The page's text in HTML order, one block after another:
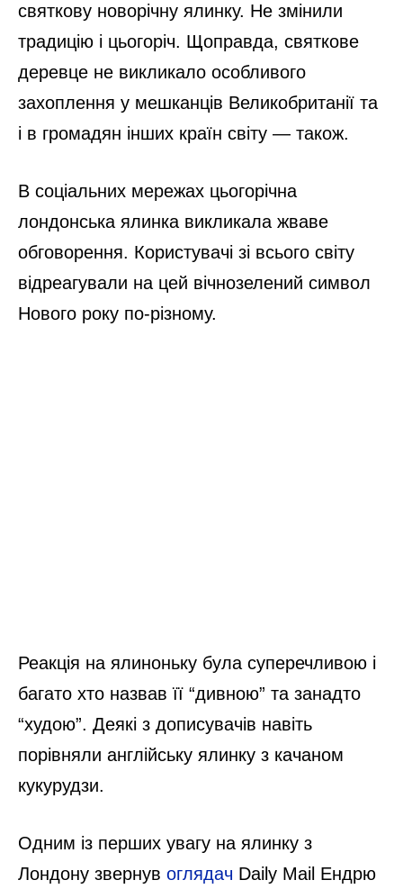
святкову новорічну ялинку. Не змінили
традицію і цьогоріч. Щоправда, святкове
деревце не викликало особливого
захоплення у мешканців Великобританії та
і в громадян інших країн світу — також.
В соціальних мережах цьогорічна
лондонська ялинка викликала жваве
обговорення. Користувачі зі всього світу
відреагували на цей вічнозелений символ
Нового року по-різному.
Реакція на ялиноньку була суперечливою і
багато хто назвав її “дивною” та занадто
“худою”. Деякі з дописувачів навіть
порівняли англійську ялинку з качаном
кукурудзи.
Одним із перших увагу на ялинку з
Лондону звернув оглядач Daily Mail Ендрю